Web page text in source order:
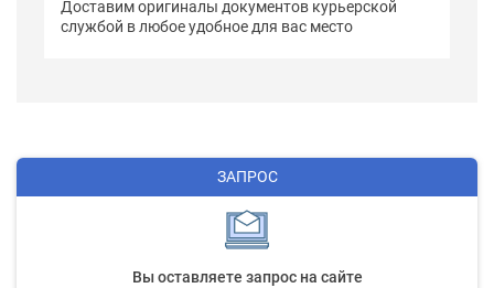
Доставим оригиналы документов курьерской
службой в любое удобное для вас место
ЗАПРОС
Вы оставляете запрос на сайте